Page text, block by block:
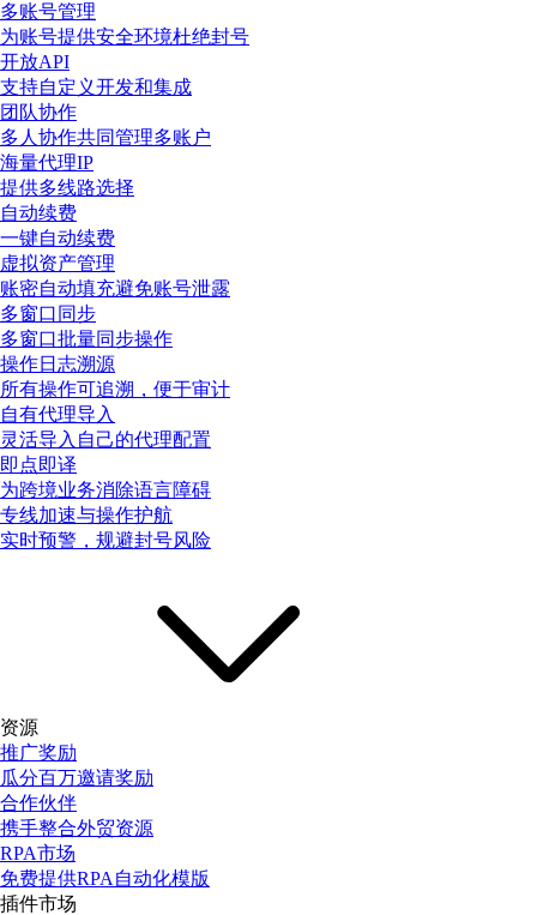
多账号管理
为账号提供安全环境杜绝封号
开放API
支持自定义开发和集成
团队协作
多人协作共同管理多账户
海量代理IP
提供多线路选择
自动续费
一键自动续费
虚拟资产管理
账密自动填充避免账号泄露
多窗口同步
多窗口批量同步操作
操作日志溯源
所有操作可追溯，便于审计
自有代理导入
灵活导入自己的代理配置
即点即译
为跨境业务消除语言障碍
专线加速与操作护航
实时预警，规避封号风险
资源
推广奖励
瓜分百万邀请奖励
合作伙伴
携手整合外贸资源
RPA市场
免费提供RPA自动化模版
插件市场